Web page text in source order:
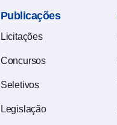
Publicações
Licitações
Concursos
Seletivos
Legislação